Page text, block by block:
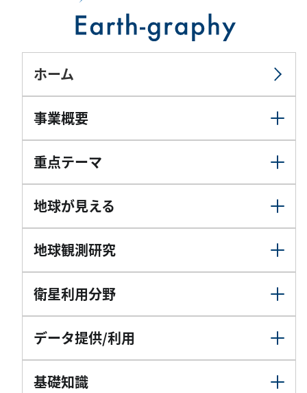
ホーム
事業概要
重点テーマ
地球が見える
地球観測研究
衛星利用分野
データ提供/利用
基礎知識